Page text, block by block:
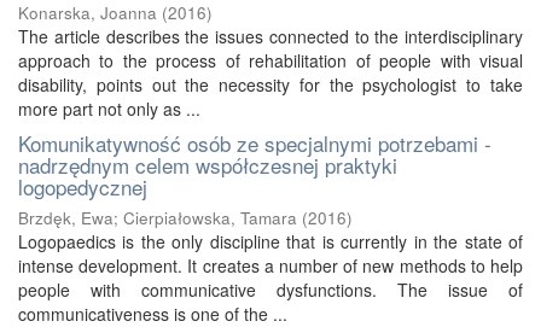
Konarska, Joanna (2016)
The article describes the issues connected to the interdisciplinary
approach to the process of rehabilitation of people with visual
disability, points out the necessity for the psychologist to take
more part not only as ...
Komunikatywność osób ze specjalnymi potrzebami -
nadrzędnym celem współczesnej praktyki
logopedycznej
Brzdęk, Ewa; Cierpiałowska, Tamara (2016)
Logopaedics is the only discipline that is currently in the state of
intense development. It creates a number of new methods to help
people with communicative dysfunctions. The issue of
communicativeness is one of the ...